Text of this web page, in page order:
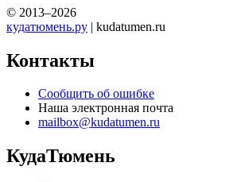
© 2013–2026
кудатюмень.ру | kudatumen.ru
Контакты
Сообщить об ошибке
Наша электронная почта
mailbox@kudatumen.ru
КудаТюмень